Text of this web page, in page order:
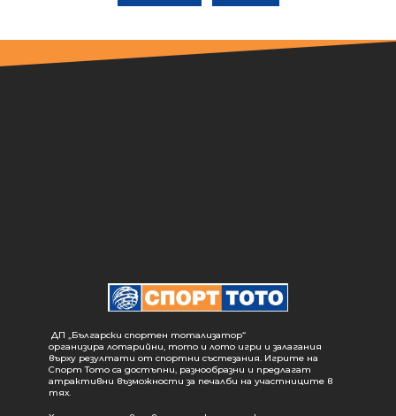
ДП „Български спортен тотализатор“
организира лотарийни, тото и лото игри и залагания
върху резултати от спортни състезания. Игрите на
Спорт Тото са достъпни, разнообразни и предлагат
атрактивни възможности за печалби на участниците в
тях.